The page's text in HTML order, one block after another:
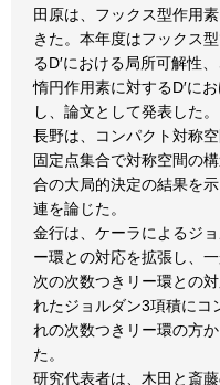
田原は、フックス型作用
きた。本年度はフックス
るD′における局所可解性
惰円作用素に対するD′に
し、論文として発表した。
長野は、コンパクト対称
固定点集合で対称空間の
合の大局的決定の結果を
連を論じた。
金行は、ケーラによるジ
ー環との対応を拡張し、
次の次数つきリー環との
れたジョルダン3項積にコ
れの次数つきリー環の方
た。
研究代表者は、木田と斎